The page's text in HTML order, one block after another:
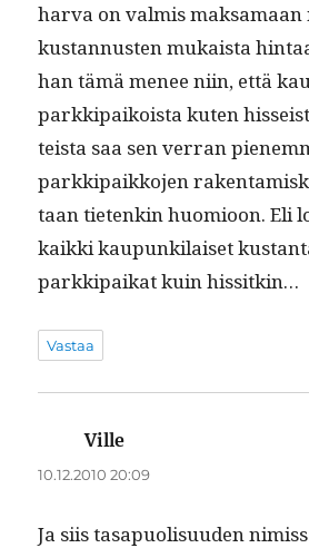
har­va on valmis
kus­tan­nusten mukaista
han tämä menee niin, että
parkkipaikoista kuten
teista saa sen ver­ran
parkkipaikko­jen
taan tietenkin huomioon. Eli
kaik­ki kaupunki­laiset
parkkipaikat kuin hissitkin…
Vastaa
Ville
10.12.2010 20:09
Ja siis tas­a­puolisu­u­den